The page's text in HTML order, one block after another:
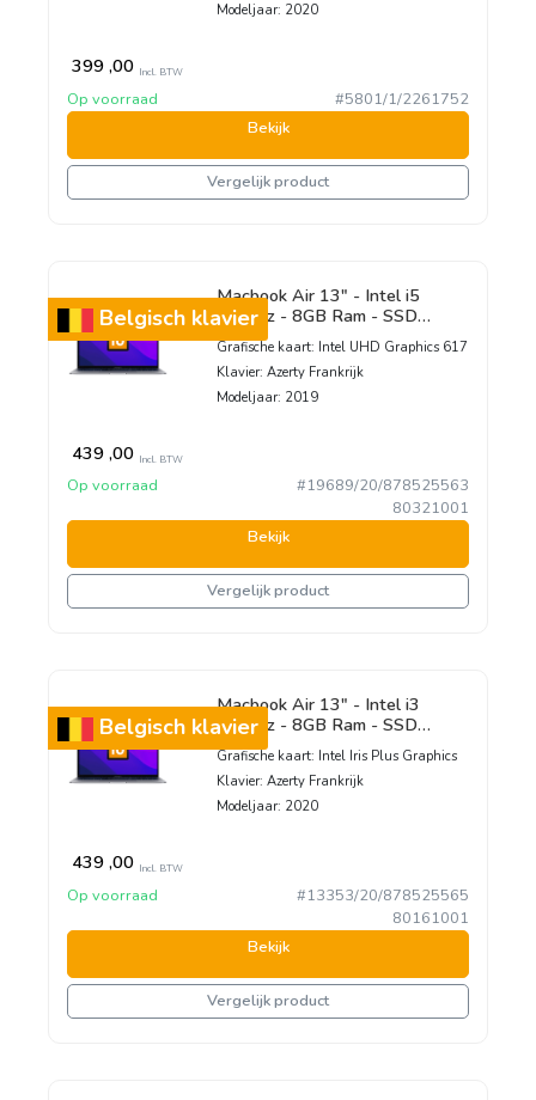
Modeljaar: 2020
399 ,00 Incl. BTW
Op voorraad
#5801/1/2261752
Bekijk
Vergelijk product
Belgisch klavier
Macbook Air 13" - Intel i5
1,6GHz - 8GB Ram - SSD
128GB - 2019 - Space Gray -
Franstalig toetsenbord
Grafische kaart: Intel UHD Graphics 617
Klavier: Azerty Frankrijk
Modeljaar: 2019
439 ,00 Incl. BTW
Op voorraad
#19689/20/878525563
80321001
Bekijk
Vergelijk product
Belgisch klavier
Macbook Air 13" - Intel i3
1,1GHz - 8GB Ram - SSD
256GB - 2020 - Space Gray -
Franstalig toetsenbord
Grafische kaart: Intel Iris Plus Graphics
Klavier: Azerty Frankrijk
Modeljaar: 2020
439 ,00 Incl. BTW
Op voorraad
#13353/20/878525565
80161001
Bekijk
Vergelijk product